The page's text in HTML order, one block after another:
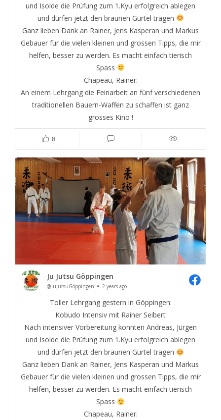
und Isolde die Prüfung zum 1.Kyu erfolgreich ablegen
und dürfen jetzt den braunen Gürtel tragen
Ganz lieben Dank an Rainer, Jens Kasperan und Markus
Gebauer für die vielen kleinen und grossen Tipps, die mir
helfen, besser zu werden. Es macht einfach tierisch
Spass
Chapeau, Rainer:
An einem Lehrgang die Feinarbeit an fünf verschiedenen
traditionellen Bauern-Waffen zu schaffen ist ganz
grosses Kino !
8
Ju Jutsu Göppingen
@JuJutsuGöppingen 2 years ago
Toller Lehrgang gestern in Göppingen:
Kobudo Intensiv mit Rainer Seibert
Nach intensiver Vorbereitung konnten Andreas, Jürgen
und Isolde die Prüfung zum 1.Kyu erfolgreich ablegen
und dürfen jetzt den braunen Gürtel tragen
Ganz lieben Dank an Rainer, Jens Kasperan und Markus
Gebauer für die vielen kleinen und grossen Tipps, die mir
helfen, besser zu werden. Es macht einfach tierisch
Spass
Chapeau, Rainer: